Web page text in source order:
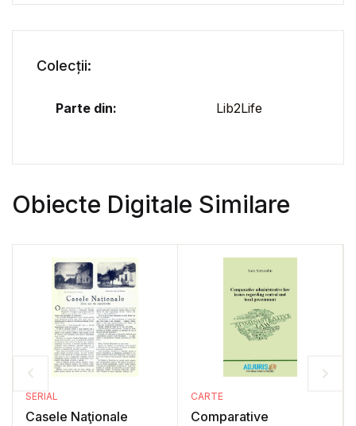
Colecții:
Parte din: Lib2Life
Obiecte Digitale Similare
SERIAL
Casele Naţionale
CARTE
Comparative